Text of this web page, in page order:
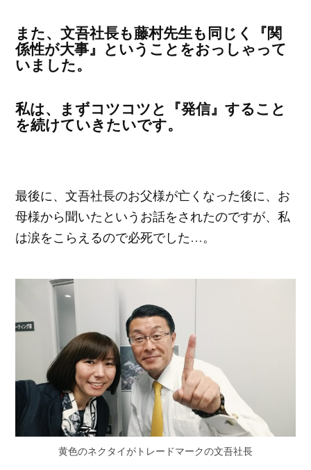
また、文吾社長も藤村先生も同じく
『関
係性が大事』 ということをおっしゃって
いました。
私は、まずコツコツと 『発信』すること
を続けていきたいです。
最後に、文吾社長のお父様が亡くなった後に、お
母様から聞いたというお話をされたのですが、私
は涙をこらえるので必死でした…。
黄色のネクタイがトレードマークの文吾社長